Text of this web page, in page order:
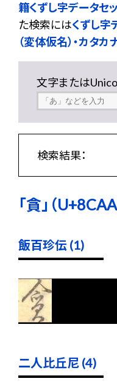
籍くずし字データセ
た検索にはくずし字
（変体仮名）・カタカ
文字または
検索結果：
「貪」（
飯百珍伝 (1)
二人比丘尼 (4)